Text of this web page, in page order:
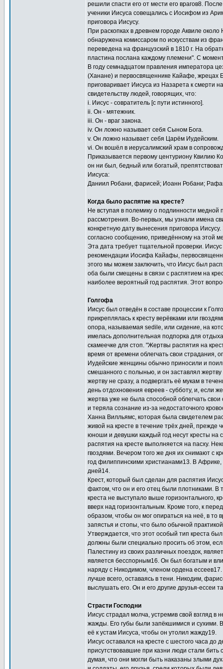
решили спасти его от мести его врагов8.
ученики Иисуса совещались с Иосифом из
приговора Иисусу.
При раскопках в древнем городе Аквиле
обнаружена комиссаром по искусствам из
переведена на французский в 1810 г. На
пластина послана каждому племени". С
В году семнадцатом правления императора
(Ханане) и первосвященнике Кайафе, жрецах
приговаривает Иисуса из Назарета к смерти
свидетельству людей, говорящих, что:
i. Иисус - совратитель [с пути истинного].
ii. Он - мятежник.
iii. Он - враг закона.
iv. Он ложно называет себя Сыном Бога.
v. Он ложно называет себя Царём Иудейским.
vi. Он вошёл в иерусалимский храм в
Приказывается первому центуриону Квилию
он ни был, бедный или богатый,
Иисуса:
Даниил Робани, фарисей; Иоанн Робани;
Когда было распятие на кресте?
Не вступая в полемику о подлинности
рассмотрения. Во-первых, мы узнали имена
конкретную дату вынесения приговора
согласно сообщению, приведённому на этой
Эта дата требует тщательной проверки.
рекомендации Иосифа Кайафы,
этого мы можем заключить, что Иисус был
оба были смещены в связи с распятием на
наиболее вероятный год распятия. Этот
Голгофа
Иисус был отведён в составе процессии к
прикреплялась к кресту верёвками или
опора, называемая sedile, или сидение, на
имелась дополнительная подпорка для
скамеечке для стоп. "Жертвы распятия на
время от времени облегчать свои страдания,
Иудейские женщины обычно приносили и
смешанного с полынью, и он заставлял
жертву не сразу, а подвергать её мукам в
день отдохновения евреев - субботу, и, если
жертва уже не была способной облегчать
и теряла сознание из-за недостаточного
Ханна Вилльямс, которая была свидетелем
живой на кресте в течение трёх дней,
юноши и девушки каждый год несут кресты на
распятия на кресте выполняется на пасху.
гвоздями. Вечером того же дня их снимают с
год филиппинскими христианами13. В
дней14.
Крест, который был сделан для распятия
фактом, что он и его отец были плотниками. В
креста не выступало выше горизонтального,
вверх над горизонтальным. Кроме того, к
образом, чтобы он мог опираться на неё, в то
запястья и стопы, что было обычной
Утверждается, что этот особый тип креста
должны были специально просить об этом,
Палестину из своих различных поездок,
является бесспорным16. Он был богатым и
наряду с Никодимом, членом ордена
лучше всего, оставаясь в тени. Никодим,
выслушать его. Он и его другие друзья-ессеи
Страсти Господни
Иисус страдал молча, устремив свой взгляд
жажды. Его губы были запёкшимися и сухими.
её к устам Иисуса, чтобы он утолил жажду19.
Иисус оставался на кресте с шестого часа до
присутствовавшие при казни люди стали
думая, что они могли быть наказаны злыми